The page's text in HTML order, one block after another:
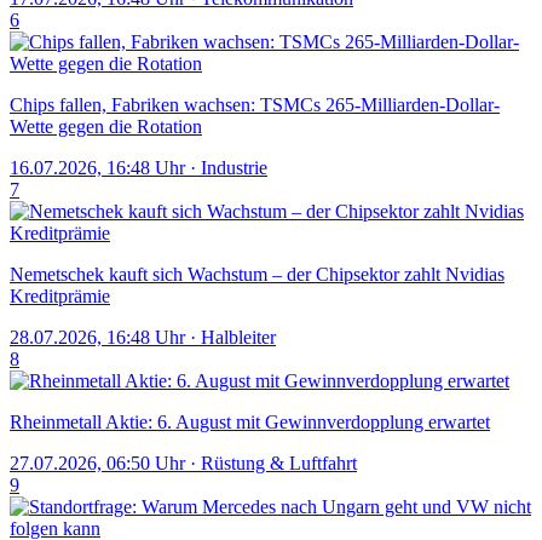
6
Chips fallen, Fabriken wachsen: TSMCs 265-Milliarden-Dollar-
Wette gegen die Rotation
16.07.2026, 16:48 Uhr · Industrie
7
Nemetschek kauft sich Wachstum – der Chipsektor zahlt Nvidias
Kreditprämie
28.07.2026, 16:48 Uhr · Halbleiter
8
Rheinmetall Aktie: 6. August mit Gewinnverdopplung erwartet
27.07.2026, 06:50 Uhr · Rüstung & Luftfahrt
9